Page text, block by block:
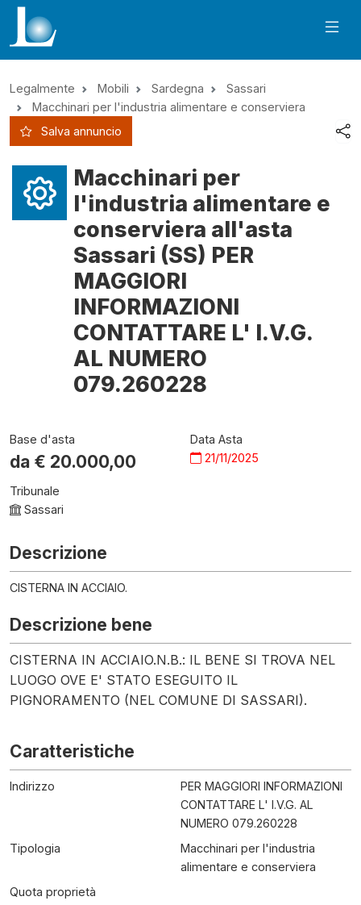
Legalmente Mobili Sardegna
Sassari
Macchinari per l'industria alimentare e conserviera
Salva annuncio
Macchinari per
l'industria alimentare e
conserviera all'asta
Sassari (SS) PER
MAGGIORI
INFORMAZIONI
CONTATTARE L' I.V.G.
AL NUMERO
079.260228
Base d'asta
da € 20.000,00
Data Asta
21/11/2025
Tribunale
Sassari
Descrizione
CISTERNA IN ACCIAIO.
Descrizione bene
CISTERNA IN ACCIAIO.N.B.: IL BENE SI TROVA NEL
LUOGO OVE E' STATO ESEGUITO IL
PIGNORAMENTO (NEL COMUNE DI SASSARI).
Caratteristiche
Indirizzo
PER MAGGIORI INFORMAZIONI
CONTATTARE L' I.V.G. AL
NUMERO 079.260228
Tipologia
Macchinari per l'industria
alimentare e conserviera
Quota proprietà